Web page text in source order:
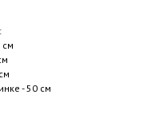
см
- 50 см